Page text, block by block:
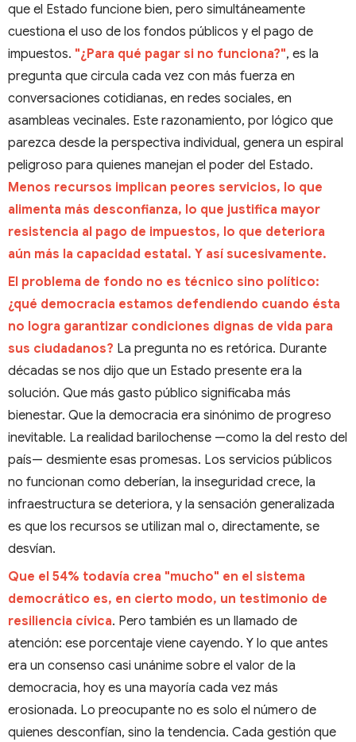
que el Estado funcione bien, pero simultáneamente
cuestiona el uso de los fondos públicos y el pago de
impuestos. "¿Para qué pagar si no funciona?", es la
pregunta que circula cada vez con más fuerza en
conversaciones cotidianas, en redes sociales, en
asambleas vecinales. Este razonamiento, por lógico que
parezca desde la perspectiva individual, genera un espiral
peligroso para quienes manejan el poder del Estado.
Menos recursos implican peores servicios, lo que
alimenta más desconfianza, lo que justifica mayor
resistencia al pago de impuestos, lo que deteriora
aún más la capacidad estatal. Y así sucesivamente.
El problema de fondo no es técnico sino político:
¿qué democracia estamos defendiendo cuando ésta
no logra garantizar condiciones dignas de vida para
sus ciudadanos? La pregunta no es retórica. Durante
décadas se nos dijo que un Estado presente era la
solución. Que más gasto público significaba más
bienestar. Que la democracia era sinónimo de progreso
inevitable. La realidad barilochense —como la del resto del
país— desmiente esas promesas. Los servicios públicos
no funcionan como deberían, la inseguridad crece, la
infraestructura se deteriora, y la sensación generalizada
es que los recursos se utilizan mal o, directamente, se
desvían.
Que el 54% todavía crea "mucho" en el sistema
democrático es, en cierto modo, un testimonio de
resiliencia cívica. Pero también es un llamado de
atención: ese porcentaje viene cayendo. Y lo que antes
era un consenso casi unánime sobre el valor de la
democracia, hoy es una mayoría cada vez más
erosionada. Lo preocupante no es solo el número de
quienes desconfían, sino la tendencia. Cada gestión que